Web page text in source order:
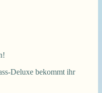
Deluxe bekommt ihr